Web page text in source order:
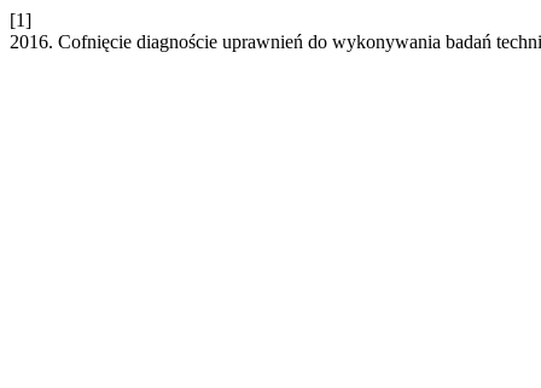
[1]
2016. Cofnięcie diagnoście uprawnień do wykonywania badań